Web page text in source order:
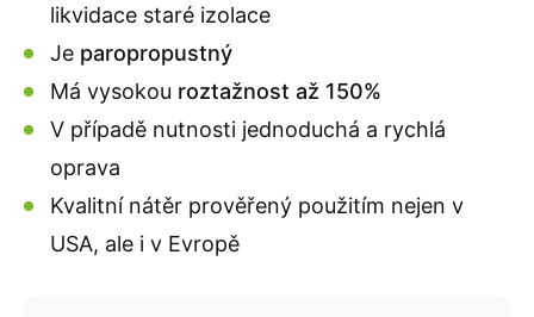
likvidace staré izolace
Je paropropustný
Má vysokou roztažnost až 150%
V případě nutnosti jednoduchá a rychlá
oprava
Kvalitní nátěr prověřený použitím nejen v
USA, ale i v Evropě